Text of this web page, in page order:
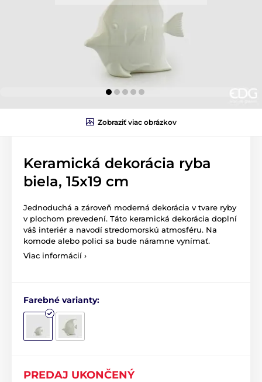
Zobraziť viac obrázkov
Keramická dekorácia ryba
biela, 15x19 cm
Jednoduchá a zároveň moderná dekorácia v tvare ryby
v plochom prevedení. Táto keramická dekorácia doplní
váš interiér a navodí stredomorskú atmosféru. Na
komode alebo polici sa bude náramne vynímať.
Viac informácií ›
Farebné varianty:
PREDAJ UKONČENÝ